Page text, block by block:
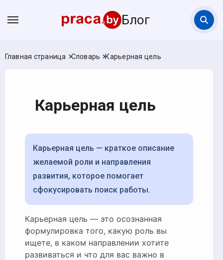
Блог
Главная страница Словарь Карьерная цель
Карьерная цель
Карьерная цель — краткое описание
желаемой роли и направления
развития, которое помогает
сфокусировать поиск работы.
Карьерная цель — это осознанная
формулировка того, какую роль вы
ищете, в каком направлении хотите
развиваться и что для вас важно в